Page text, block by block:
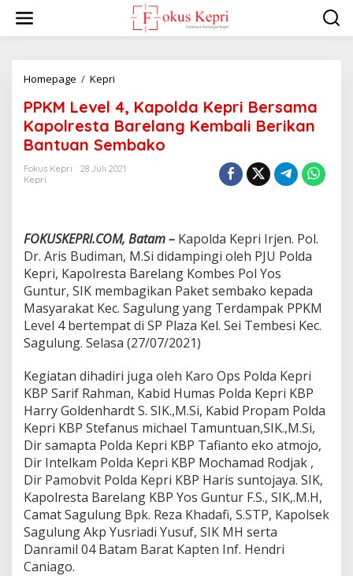
w
Homepage / Kepri
K
M
L
e
v
K
p
o
l
d
a
K
e
r
i
B
e
r
s
a
m
a
K
a
p
o
PPKM Level 4, Kapolda Kepri Bersama
Kapolresta Barelang Kembali Berikan
Bantuan Sembako
Fokus Kepri
28 Juli 2021
Kepri
FOKUSKEPRI.COM, Batam – Kapolda Kepri Irjen. Pol.
Dr. Aris Budiman, M.Si didampingi oleh PJU Polda
Kepri, Kapolresta Barelang Kombes Pol Yos
Guntur, SIK membagikan Paket sembako kepada
Masyarakat Kec. Sagulung yang Terdampak PPKM
Level 4 bertempat di SP Plaza Kel. Sei Tembesi Kec.
Sagulung. Selasa (27/07/2021)
Kegiatan dihadiri juga oleh Karo Ops Polda Kepri
KBP Sarif Rahman, Kabid Humas Polda Kepri KBP
Harry Goldenhardt S. SIK.,M.Si, Kabid Propam Polda
Kepri KBP Stefanus michael Tamuntuan,SIK.,M.Si,
Dir samapta Polda Kepri KBP Tafianto eko atmojo,
Dir Intelkam Polda Kepri KBP Mochamad Rodjak ,
Dir Pamobvit Polda Kepri KBP Haris suntojaya. SIK,
Kapolresta Barelang KBP Yos Guntur F.S., SIK,.M.H,
Camat Sagulung Bpk. Reza Khadafi, S.STP, Kapolsek
Sagulung Akp Yusriadi Yusuf, SIK MH serta
Danramil 04 Batam Barat Kapten Inf. Hendri
Caniago.